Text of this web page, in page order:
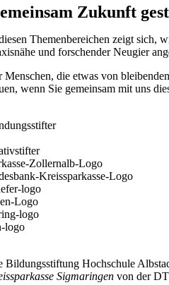
Zukunft
Themenbereichen zeigt sich,
und forschender Neugier
Menschen, die etwas von
wenn Sie gemeinsam mit uns
Bildungsstiftung Hochschule
Sigmaringen von der